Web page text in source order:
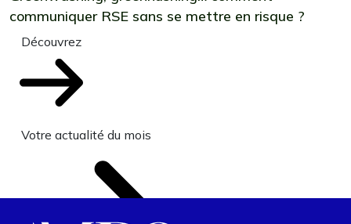
communiquer RSE sans se mettre en risque ?
Découvrez
Votre actualité du mois